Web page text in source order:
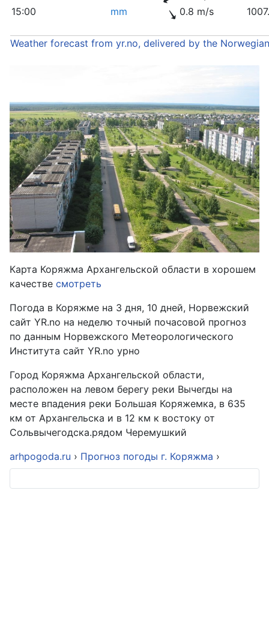
15:00
mm 0.8 m/s
Weather forecast from yr.no, delivered by the
Карта Коряжма Архангельской области в хорошем
качестве смотреть
Погода в Коряжме на 3 дня, 10 дней, Норвежский
сайт YR.no на неделю точный почасовой прогноз
по данным Норвежского Метеорологического
Института сайт YR.no урно
Город Коряжма Архангельской области,
расположен на левом берегу реки Вычегды на
месте впадения реки Большая Коряжемка, в 635
км от Архангельска и в 12 км к востоку от
Сольвычегодска.рядом Черемушкий
arhpogoda.ru › Прогноз погоды г. Коряжма ›